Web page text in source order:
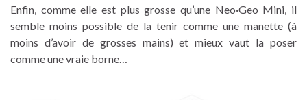
Enfin, comme elle est plus grosse qu’une Neo·Geo Mini, il
semble moins possible de la tenir comme une manette (à
moins d’avoir de grosses mains) et mieux vaut la poser
comme une vraie borne…